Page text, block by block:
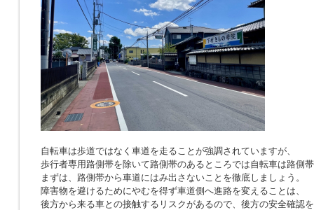
自転車は歩道ではなく車道を走ることが強調されていますが、
歩行者専用路側帯を除いて路側帯のあるところでは自転車は路側
まずは、路側帯から車道にはみ出さないことを徹底しましょう。
障害物を避けるためにやむを得ず車道側へ進路を変えることは、
後方から来る車との接触するリスクがあるので、後方の安全確認